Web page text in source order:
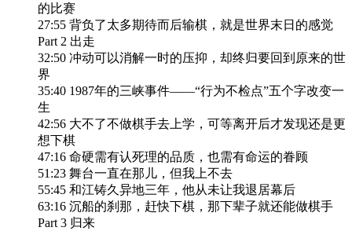
的比赛
27:55 背负了太多期待而后输棋，就是世界末日的感觉
Part 2 出走
32:50 冲动可以消解一时的压抑，却终归要回到原来的世
界
35:40 1987年的三峡事件——“行为不检点”五个字改变一
生
42:56 大不了不做棋手去上学，可等离开后才发现还是更
想下棋
47:16 命硬需有认死理的品质，也需有命运的眷顾
51:23 舞台一直在那儿，但我上不去
55:45 和江铸久异地三年，他从未让我退居幕后
63:16 沉船的刹那，赶快下棋，那下辈子就还能做棋手
Part 3 归来